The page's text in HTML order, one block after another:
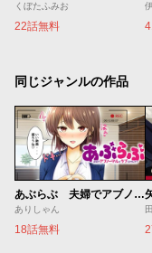
くぼたふみお
22話無料
同じジャンルの作品
あぶらぶ 夫婦でアブノーマルなラブしませんか？
ありしゃん
18話無料